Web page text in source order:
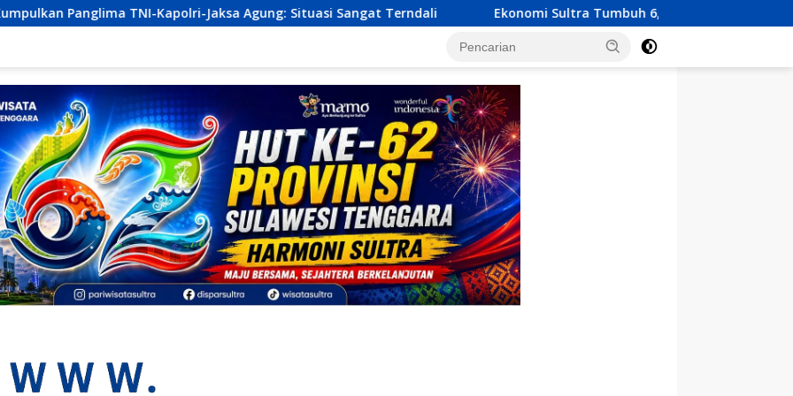
Jaksa Agung: Situasi Sangat Terndali Ekonomi Sultra Tumbuh 6,23 Persen, KUA-PPAS 2027 Resmi Diserahkan ke